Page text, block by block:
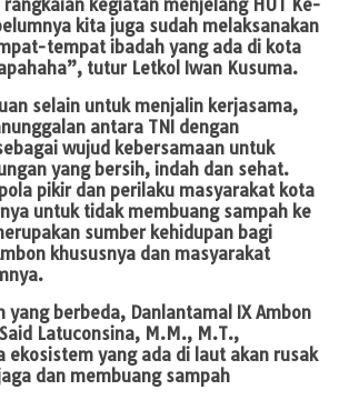
kegiatan menjelang HUT Ke-
kita juga sudah melaksanakan
tempat ibadah yang ada di kota
tutur Letkol Iwan Kusuma.
selain untuk menjalin kerjasama,
antara TNI dengan
wujud kebersamaan untuk
yang bersih, indah dan sehat.
pikir dan perilaku masyarakat kota
untuk tidak membuang sampah ke
sumber kehidupan bagi
khususnya dan masyarakat
yang berbeda, Danlantamal IX Ambon
Latuconsina, M.M., M.T.,
ekosistem yang ada di laut akan rusak
dan membuang sampah